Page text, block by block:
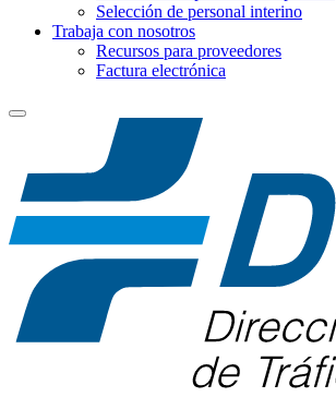
Selección de personal interino
Trabaja con nosotros
Recursos para proveedores
Factura electrónica